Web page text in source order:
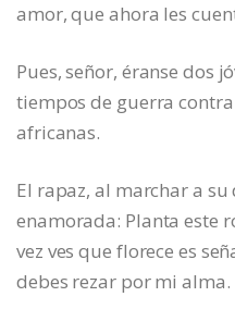
amor, que ahora les
Pues, señor, éranse dos
tiempos de guerra
africanas.
El rapaz, al marchar a
enamorada: Planta este
vez ves que florece es
debes rezar por mi alma.